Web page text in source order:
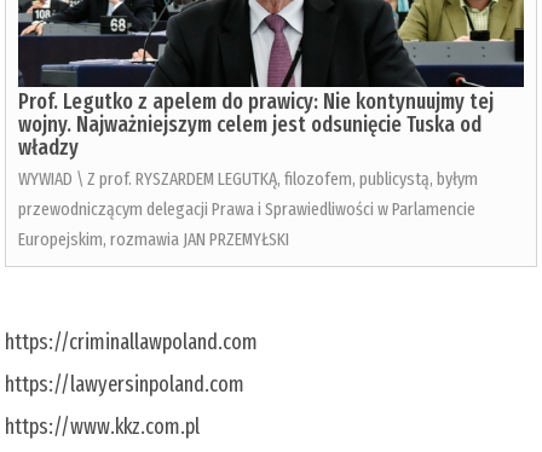
Prof. Legutko z apelem do prawicy: Nie kontynuujmy tej
wojny. Najważniejszym celem jest odsunięcie Tuska od
władzy
WYWIAD \ Z prof. RYSZARDEM LEGUTKĄ, filozofem, publicystą, byłym
przewodniczącym delegacji Prawa i Sprawiedliwości w Parlamencie
Europejskim, rozmawia JAN PRZEMYŁSKI
https://criminallawpoland.com
https://lawyersinpoland.com
https://www.kkz.com.pl